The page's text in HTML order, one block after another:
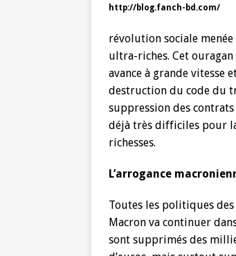
http://blog.fanch-bd.com/
révolution sociale
ultra-riches. Cet
avance à grande vitesse
destruction du code du
suppression des
déjà très difficiles pour
richesses.
L’arrogance
Toutes les politiques
Macron va continuer
sont supprimés des